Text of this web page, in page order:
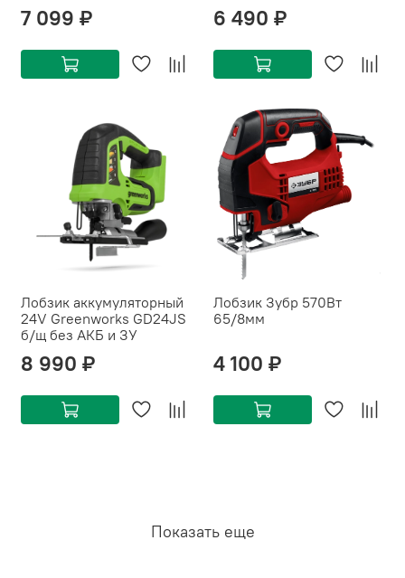
7 099 ₽ 6 490 ₽
Лобзик аккумуляторный
24V Greenworks GD24JS
б/щ без АКБ и ЗУ
8 990 ₽
Лобзик Зубр 570Вт
65/8мм
4 100 ₽
Показать еще